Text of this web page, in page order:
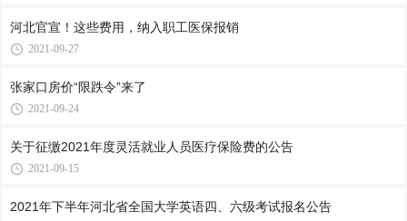
河北官宣！这些费用，纳入职工医保报销
2021-09-27
张家口房价“限跌令”来了
2021-09-24
关于征缴2021年度灵活就业人员医疗保险费的公告
2021-09-15
2021年下半年河北省全国大学英语四、六级考试报名公告